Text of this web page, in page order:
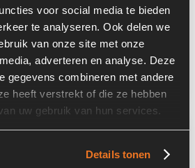
voor social media te bieden
te analyseren. Ook delen we
van onze site met onze
adverteren en analyse. Deze
gegevens combineren met andere
heeft verstrekt of die ze hebben
uw gebruik van hun services.
Details tonen
Cummins 6T - 590
Nederland